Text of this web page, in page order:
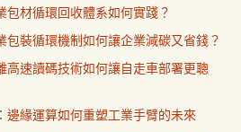
材循環回收體系如何實踐？
裝循環機制如何讓企業減碳又省錢？
高速讀碼技術如何讓自走車部署更聰
邊緣運算如何重塑工業手臂的未來